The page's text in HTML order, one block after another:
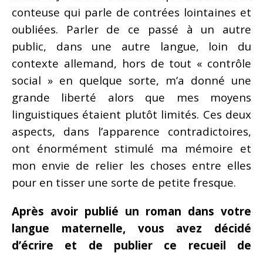
conteuse qui parle de contrées lointaines et
oubliées. Parler de ce passé à un autre
public, dans une autre langue, loin du
contexte allemand, hors de tout « contrôle
social » en quelque sorte, m’a donné une
grande liberté alors que mes moyens
linguistiques étaient plutôt limités. Ces deux
aspects, dans l’apparence contradictoires,
ont énormément stimulé ma mémoire et
mon envie de relier les choses entre elles
pour en tisser une sorte de petite fresque.
Après avoir publié un roman dans votre
langue maternelle, vous avez décidé
d’écrire et de publier ce recueil de